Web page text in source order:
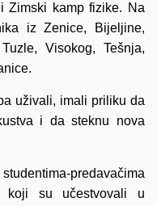
Zimski kamp fizike. Na
iz Zenice, Bijeljine,
Visokog, Tešnja,
uživali, imali priliku da
i da steknu nova
predavačima
koji su učestvovali u